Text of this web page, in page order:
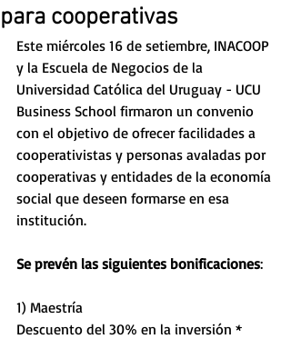
para cooperativas
Este miércoles 16 de setiembre, INACOOP
y la Escuela de Negocios de la
Universidad Católica del Uruguay - UCU
Business School firmaron un convenio
con el objetivo de ofrecer facilidades a
cooperativistas y personas avaladas por
cooperativas y entidades de la economía
social que deseen formarse en esa
institución.
Se prevén las siguientes bonificaciones:
1) Maestría
Descuento del 30% en la inversión *